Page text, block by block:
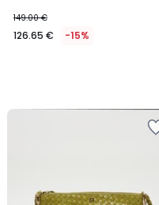
149.00 €
126.65 € -15%